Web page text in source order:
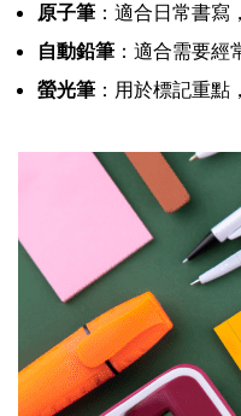
原子筆 ：適合日常書寫
自動鉛筆 ：適合需要經
螢光筆 ：用於標記重點